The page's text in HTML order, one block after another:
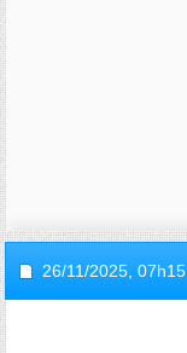
26/11/2025, 07h15